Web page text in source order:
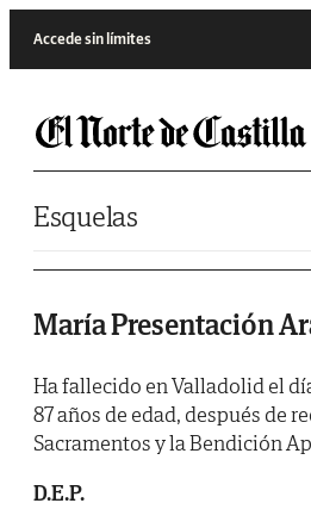
Accede sin límites
Esquelas
María Presentación
Ha fallecido en Valladolid el
87 años de edad, después de
Sacramentos y la Bendición
D.E.P.